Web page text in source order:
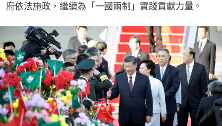
府依法施政，繼續為「一國兩制」實踐貢獻力量。